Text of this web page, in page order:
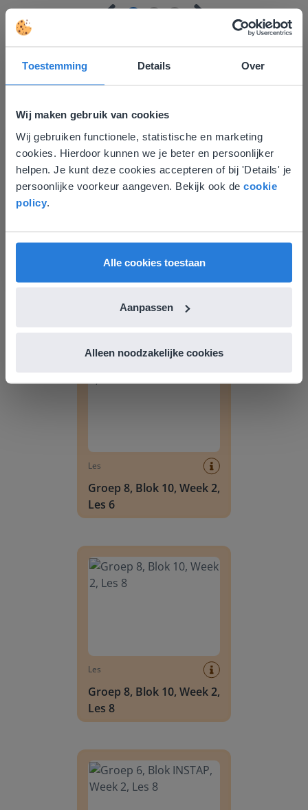
Toestemming Details Over
Wij maken gebruik van cookies
Wij gebruiken functionele, statistische en marketing
cookies. Hierdoor kunnen we je beter en persoonlijker
helpen. Je kunt deze cookies accepteren of bij 'Details' je
persoonlijke voorkeur aangeven. Bekijk ook de cookie
policy
Alle cookies toestaan
Aanpassen
Alleen noodzakelijke cookies
Ontdek meer
Groep 8, Blok 9, Week 3, Les 11
Groep 8, Blok 9, Week 3,
Les
Groep 8, Blok 10, Week 2,
Les 6
Les
Groep 8, Blok 10, Week 2,
Les 8
Deze website komt niet
overeen met je locatie
Gezien je locatie, denken we dat je misschien
liever naar de website voor English gaat. Hier
English
Vlaanderen